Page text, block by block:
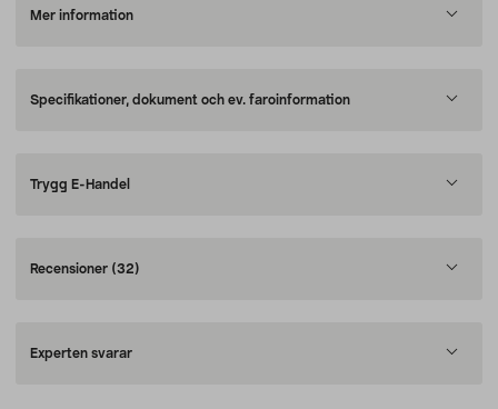
Mer information
Specifikationer, dokument och ev. faroinformation
Trygg E-Handel
Recensioner (32)
Experten svarar